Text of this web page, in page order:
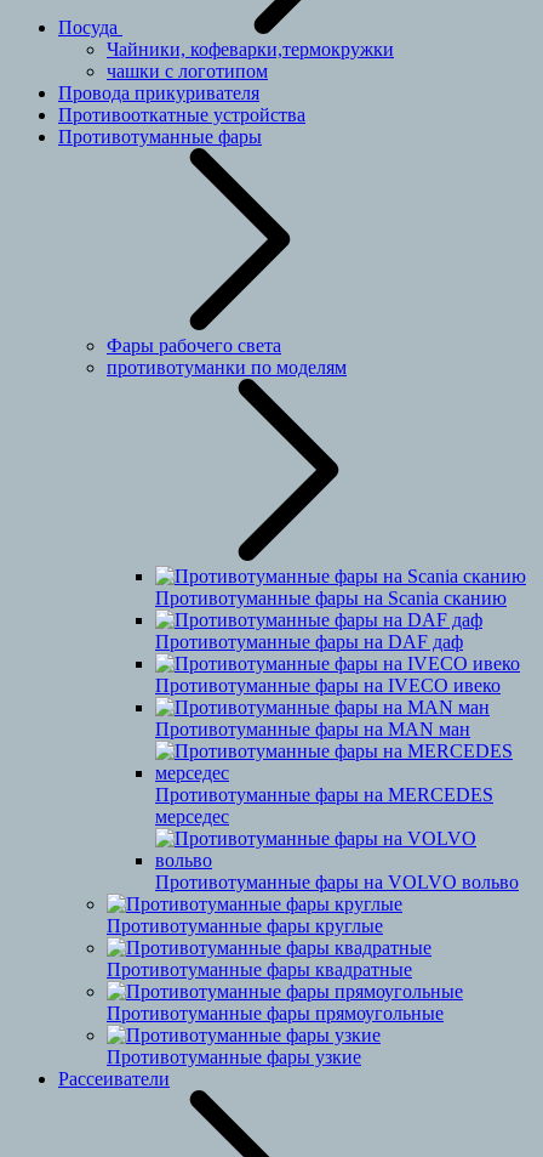
Посуда
Чайники, кофеварки,термокружки
чашки с логотипом
Провода прикуривателя
Противооткатные устройства
Противотуманные фары
Фары рабочего света
противотуманки по моделям
Противотуманные фары на Scania сканию
Противотуманные фары на DAF даф
Противотуманные фары на IVECO ивеко
Противотуманные фары на MAN ман
Противотуманные фары на MERCEDES
мерседес
Противотуманные фары на VOLVO вольво
Противотуманные фары круглые
Противотуманные фары квадратные
Противотуманные фары прямоугольные
Противотуманные фары узкие
Рассеиватели